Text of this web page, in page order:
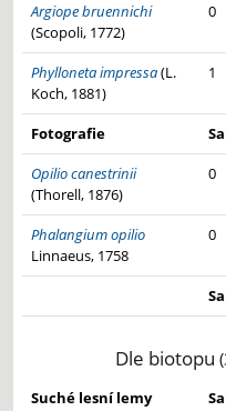
Argiope bruennichi
(Scopoli, 1772)
0
Phylloneta impressa(L.
Koch, 1881)
1
Fotografie
Opilio canestrinii
(Thorell, 1876)
0
Phalangium opilio
Linnaeus, 1758
0
Dle biotopu
Suché lesní lemy